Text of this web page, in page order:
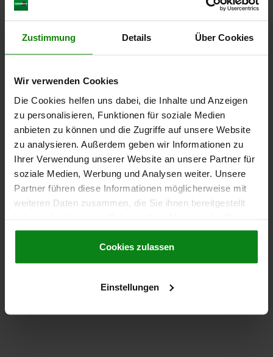
Zustimmung Details Über Cookies
Wir verwenden Cookies
Die Cookies helfen uns dabei, die Inhalte und Anzeigen
zu personalisieren, Funktionen für soziale Medien
anbieten zu können und die Zugriffe auf unsere Website
zu analysieren. Außerdem geben wir Informationen zu
Ihrer Verwendung unserer Website an unsere Partner für
soziale Medien, Werbung und Analysen weiter. Unsere
Partner führen diese Informationen möglicherweise mit
weiteren Daten zusammen, die Sie ihnen bereitgestellt
gesammelt haben.Cookie Richtlinien
Datenschutz|AGB
Cookies zulassen
Einstellungen
DOWNLOADS
Other customers also bought
with mounting bracket Adapter
from